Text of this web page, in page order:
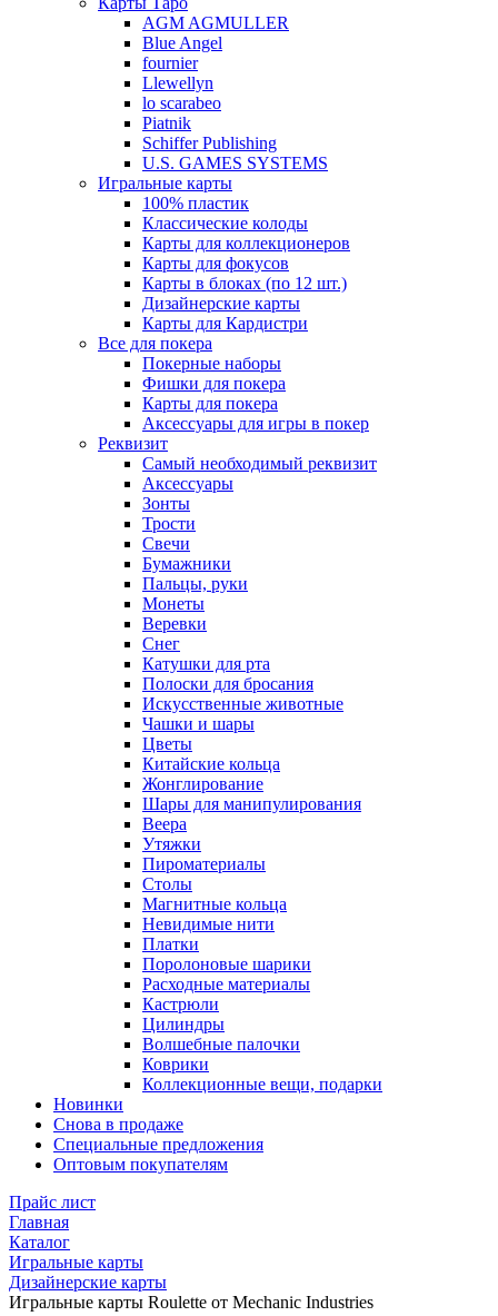
AGM AGMULLER
Blue Angel
fournier
Llewellyn
lo scarabeo
Piatnik
Schiffer Publishing
U.S. GAMES SYSTEMS
Игральные карты
100% пластик
Классические колоды
Карты для коллекционеров
Карты для фокусов
Карты в блоках (по 12 шт.)
Дизайнерские карты
Карты для Кардистри
Все для покера
Покерные наборы
Фишки для покера
Карты для покера
Аксессуары для игры в покер
Реквизит
Самый необходимый реквизит
Аксессуары
Зонты
Трости
Свечи
Бумажники
Пальцы, руки
Монеты
Веревки
Снег
Катушки для рта
Полоски для бросания
Искусственные животные
Чашки и шары
Цветы
Китайские кольца
Жонглирование
Шары для манипулирования
Веера
Утяжки
Пироматериалы
Столы
Магнитные кольца
Невидимые нити
Платки
Поролоновые шарики
Расходные материалы
Кастрюли
Цилиндры
Волшебные палочки
Коврики
Коллекционные вещи, подарки
Новинки
Снова в продаже
Специальные предложения
Оптовым покупателям
Прайс лист
Главная
Каталог
Игральные карты
Дизайнерские карты
Игральные карты Roulette от Mechanic Industries